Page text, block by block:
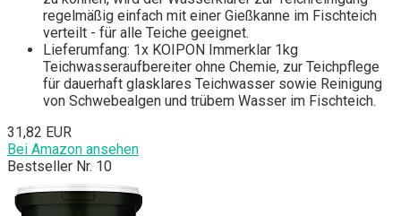
regelmäßig einfach mit einer Gießkanne im Fischteich
verteilt - für alle Teiche geeignet.
Lieferumfang: 1x KOIPON Immerklar 1kg
Teichwasseraufbereiter ohne Chemie, zur Teichpflege
für dauerhaft glasklares Teichwasser sowie Reinigung
von Schwebealgen und trübem Wasser im Fischteich.
31,82 EUR
Bei Amazon ansehen
Bestseller Nr. 10